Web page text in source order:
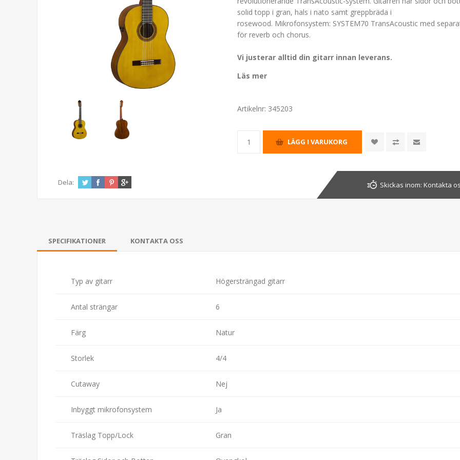
solid topp i gran, hals i nato samt greppbräda i
rosewood. Mikrofonsystem: SYSTEM70 TransAcoustic med
för reverb och chorus.
Vi justerar alltid din gitarr innan leverans.
Läs mer
Artikelnr: 345203
Dela: Skickas inom: Kontakta
SPECIFIKATIONER KONTAKTA OSS
Typ av gitarr Högersträngad gitarr
Antal strängar 6
Färg Natur
Storlek 4/4
Cutaway Nej
Inbyggt mikrofonsystem Ja
Träslag Topp/Lock Gran